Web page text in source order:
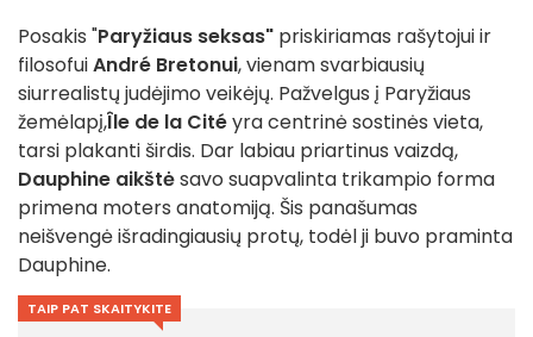
Posakis "Paryžiaus seksas" priskiriamas rašytojui ir
filosofuiAndré Bretonui, vienam svarbiausių
siurrealistų judėjimo veikėjų. Pažvelgus į Paryžiaus
žemėlapį,Île de la Citéyra centrinė sostinės vieta,
tarsi plakanti širdis. Dar labiau priartinus vaizdą,
Dauphine aikštėsavo suapvalinta trikampio forma
primena moters anatomiją. Šis panašumas
neišvengė išradingiausių protų, todėl ji buvo praminta
Dauphine.
TAIP PAT SKAITYKITE